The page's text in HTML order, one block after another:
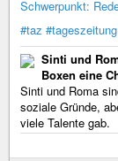
Schwerpunkt:
#taz #tageszeitung
Sinti und
Boxen eine
Sinti und Roma
soziale Gründe,
viele Talente gab.